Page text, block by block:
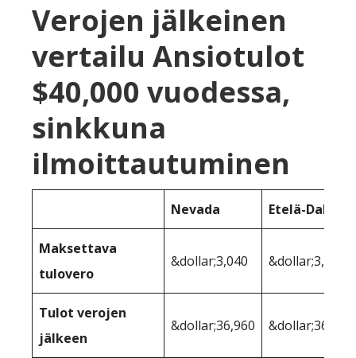
Verojen jälkeinen
vertailu Ansiotulot
$40,000 vuodessa,
sinkkuna
ilmoittautuminen
Nevada Etelä-Dakota
Maksettava
tulovero
&dollar;3,040 &dollar;3,040
Tulot verojen
jälkeen
&dollar;36,960 &dollar;36,960